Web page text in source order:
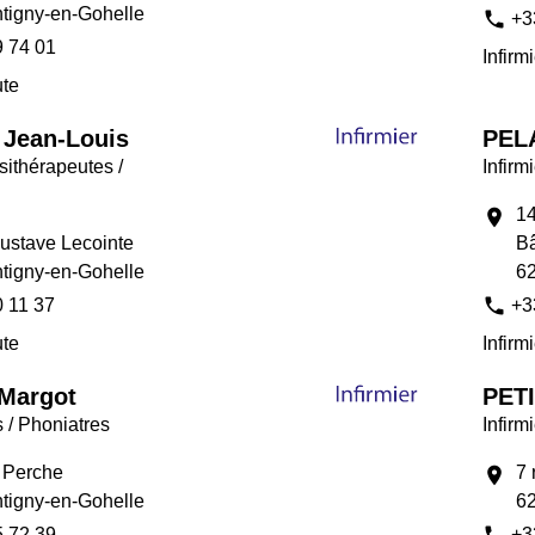
en-Gohelle
74 01
phone
Jean-Louis
/
Lecointe
en-Gohelle
11 37
location_on
phone
/ Phoniatres
en-Gohelle
location_on
7